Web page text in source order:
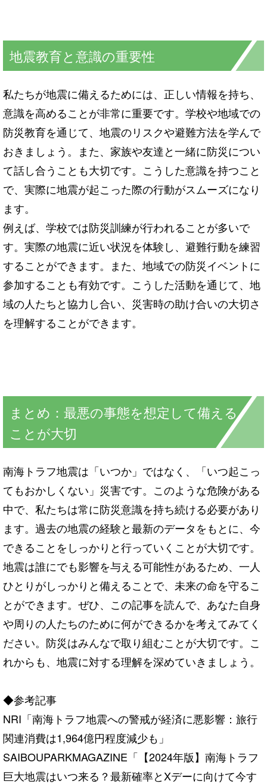
地震教育と意識の重要性
私たちが地震に備えるためには、正しい情報を持ち、
意識を高めることが非常に重要です。学校や地域での
防災教育を通じて、地震のリスクや避難方法を学んで
おきましょう。また、家族や友達と一緒に防災につい
て話し合うことも大切です。こうした意識を持つこと
で、実際に地震が起こった際の行動がスムーズになり
ます。
例えば、学校では防災訓練が行われることが多いで
す。実際の地震に近い状況を体験し、避難行動を練習
することができます。また、地域での防災イベントに
参加することも有効です。こうした活動を通じて、地
域の人たちと協力し合い、災害時の助け合いの大切さ
を理解することができます。
まとめ：最悪の事態を想定して備える
ことが大切
南海トラフ地震は「いつか」ではなく、「いつ起こっ
てもおかしくない」災害です。このような危険がある
中で、私たちは常に防災意識を持ち続ける必要があり
ます。過去の地震の経験と最新のデータをもとに、今
できることをしっかりと行っていくことが大切です。
地震は誰にでも影響を与える可能性があるため、一人
ひとりがしっかりと備えることで、未来の命を守るこ
とができます。ぜひ、この記事を読んで、あなた自身
や周りの人たちのために何ができるかを考えてみてく
ださい。防災はみんなで取り組むことが大切です。こ
れからも、地震に対する理解を深めていきましょう。
◆参考記事
NRI「南海トラフ地震への警戒が経済に悪影響：旅行
関連消費は1,964億円程度減少も 」
SAIBOUPARKMAGAZINE「 【2024年版】南海トラフ
巨大地震はいつ来る？最新確率とXデーに向けて今す